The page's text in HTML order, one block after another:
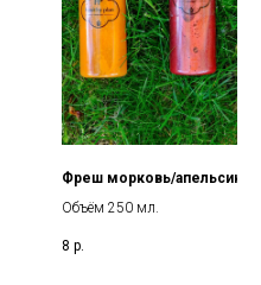
Фреш морковь/апельсин
Объём 250 мл.
8 р.